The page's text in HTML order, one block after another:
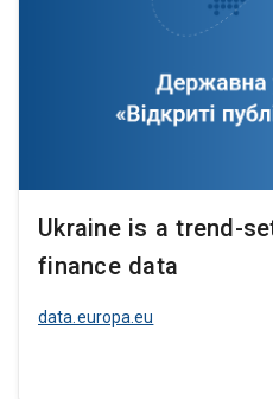
Ukraine is a trend-
finance data
data.europa.eu